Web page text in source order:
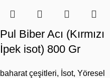
Pul Biber Acı (Kırmızı
İpek isot) 800 Gr
baharat çeşitleri, İsot, Yöresel